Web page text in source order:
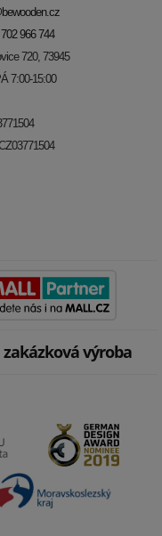
966 744
720, 73945
7:00-15:00
výroba